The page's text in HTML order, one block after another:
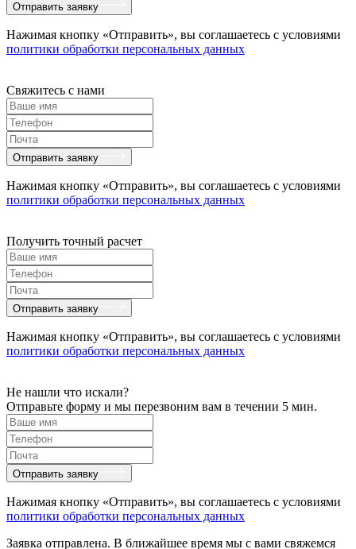
Отправить заявку
Нажимая кнопку «Отправить», вы соглашаетесь с условиями
политики обработки персональных данных
Свяжитесь с нами
Отправить заявку
Нажимая кнопку «Отправить», вы соглашаетесь с условиями
политики обработки персональных данных
Получить точный расчет
Отправить заявку
Нажимая кнопку «Отправить», вы соглашаетесь с условиями
политики обработки персональных данных
Не нашли что искали?
Отправьте форму и мы перезвоним вам в течении 5 мин.
Отправить заявку
Нажимая кнопку «Отправить», вы соглашаетесь с условиями
политики обработки персональных данных
Заявка отправлена. В ближайшее время мы с вами свяжемся